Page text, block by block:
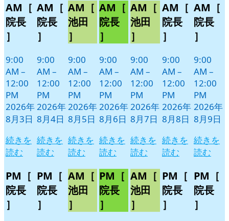
月
3
日
イ
ベ
AM［
院長
］
9:00
AM –
12:00
PM
2026年
8月3日
続きを
読む
PM［
院長
］
月
4
日
イ
ベ
AM［
院長
］
9:00
AM –
12:00
PM
2026年
8月4日
続きを
読む
PM［
院長
］
月
5
日
イ
ベ
ト)
AM［
池田
］
9:00
AM –
12:00
PM
2026年
8月5日
続きを
読む
AM［
池田
］
月
6
日
イ
ベ
ト)
AM［
院長
］
9:00
AM –
12:00
PM
2026年
8月6日
続きを
読む
PM［
院長
］
月
7
日
イ
ベ
ト)
AM［
池田
］
9:00
AM –
12:00
PM
2026年
8月7日
続きを
読む
AM［
池田
］
月
8
日
イ
ベ
AM［
院長
］
9:00
AM –
12:00
PM
2026年
8月8日
続きを
読む
PM［
院長
］
月
9
日
イ
ベ
AM［
院長
］
9:00
AM –
12:00
PM
2026年
8月9日
続きを
読む
PM［
院長
］